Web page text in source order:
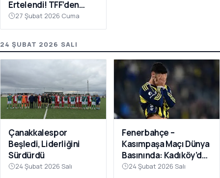
Ertelendi! TFF’den
Avrupa Mesaisi Kararı
27 Şubat 2026 Cuma
24 ŞUBAT 2026 SALI
Çanakkalespor
Beşledi, Liderliğini
Sürdürdü
24 Şubat 2026 Salı
Fenerbahçe –
Kasımpaşa Maçı Dünya
Basınında: Kadıköy’de
Büyük Şok
24 Şubat 2026 Salı